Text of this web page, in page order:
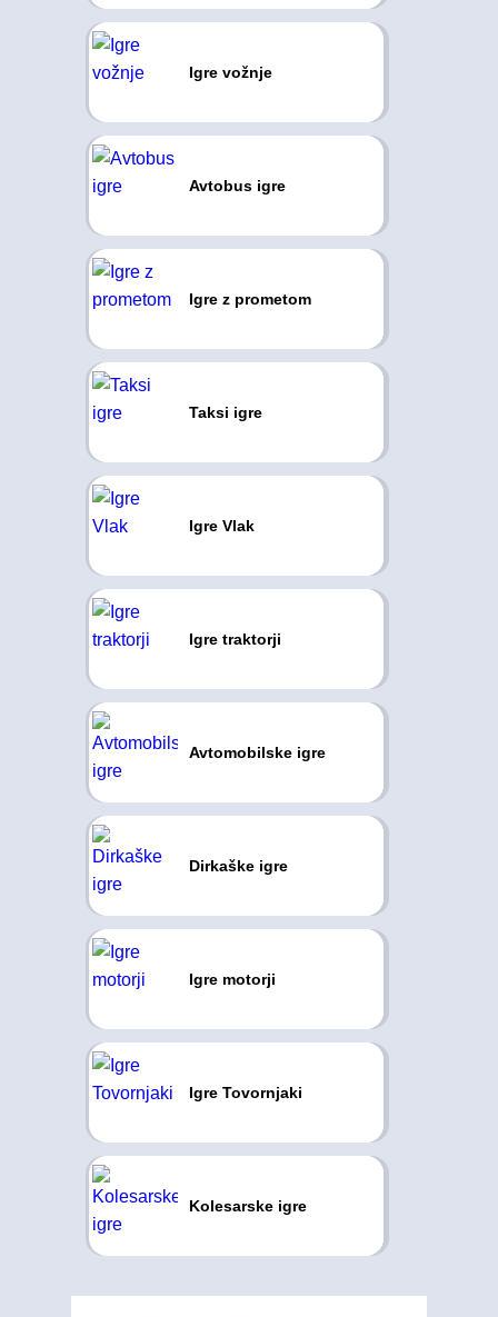
Igre vožnje
Avtobus igre
Igre z prometom
Taksi igre
Igre Vlak
Igre traktorji
Avtomobilske igre
Dirkaške igre
Igre motorji
Igre Tovornjaki
Kolesarske igre